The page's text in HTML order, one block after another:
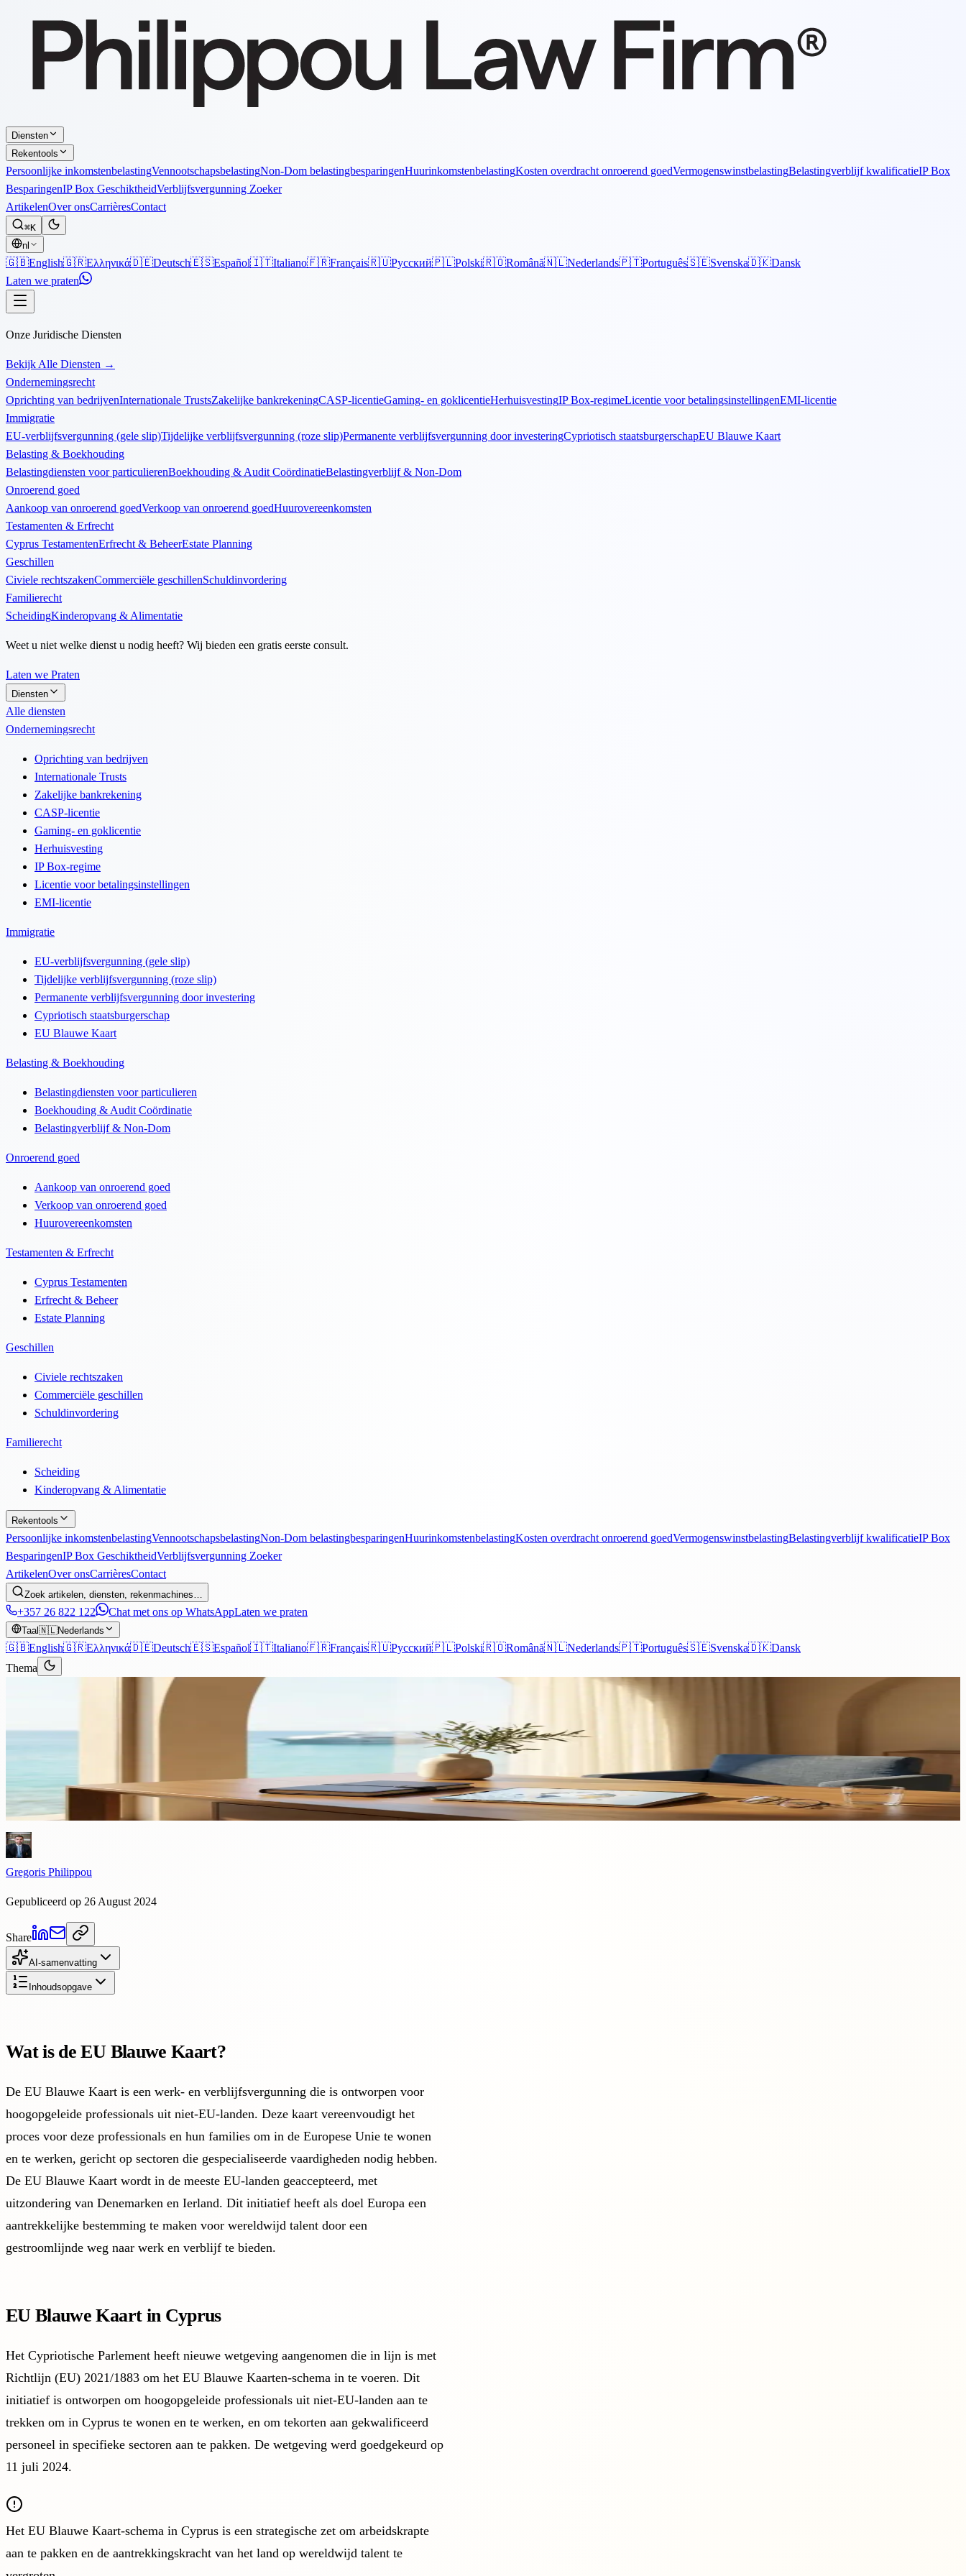
Diensten
Rekentools
Persoonlijke inkomstenbelastingVennootschapsbelastingNon-Dom belastingbesparingenHuurinkomstenbelastingKosten overdracht onroerend goedVermogenswinstbelastingBelastingverblijf kwalificatieIP Box
BesparingenIP Box GeschiktheidVerblijfsvergunning Zoeker
ArtikelenOver onsCarrièresContact
⌘K
nl
🇬🇧English🇬🇷Ελληνικά🇩🇪Deutsch🇪🇸Español🇮🇹Italiano🇫🇷Français🇷🇺Русский🇵🇱Polski🇷🇴Română🇳🇱Nederlands🇵🇹Português🇸🇪Svenska🇩🇰Dansk
Laten we praten
Onze Juridische Diensten
Bekijk Alle Diensten →
Ondernemingsrecht
Oprichting van bedrijvenInternationale TrustsZakelijke bankrekeningCASP-licentieGaming- en goklicentieHerhuisvestingIP Box-regimeLicentie voor betalingsinstellingenEMI-licentie
Immigratie
EU-verblijfsvergunning (gele slip)Tijdelijke verblijfsvergunning (roze slip)Permanente verblijfsvergunning door investeringCypriotisch staatsburgerschapEU Blauwe Kaart
Belasting & Boekhouding
Belastingdiensten voor particulierenBoekhouding & Audit CoördinatieBelastingverblijf & Non-Dom
Onroerend goed
Aankoop van onroerend goedVerkoop van onroerend goedHuurovereenkomsten
Testamenten & Erfrecht
Cyprus TestamentenErfrecht & BeheerEstate Planning
Geschillen
Civiele rechtszakenCommerciële geschillenSchuldinvordering
Familierecht
ScheidingKinderopvang & Alimentatie
Weet u niet welke dienst u nodig heeft? Wij bieden een gratis eerste consult.
Laten we Praten
Diensten
Alle diensten
Ondernemingsrecht
Oprichting van bedrijven
Internationale Trusts
Zakelijke bankrekening
CASP-licentie
Gaming- en goklicentie
Herhuisvesting
IP Box-regime
Licentie voor betalingsinstellingen
EMI-licentie
Immigratie
EU-verblijfsvergunning (gele slip)
Tijdelijke verblijfsvergunning (roze slip)
Permanente verblijfsvergunning door investering
Cypriotisch staatsburgerschap
EU Blauwe Kaart
Belasting & Boekhouding
Belastingdiensten voor particulieren
Boekhouding & Audit Coördinatie
Belastingverblijf & Non-Dom
Onroerend goed
Aankoop van onroerend goed
Verkoop van onroerend goed
Huurovereenkomsten
Testamenten & Erfrecht
Cyprus Testamenten
Erfrecht & Beheer
Estate Planning
Geschillen
Civiele rechtszaken
Commerciële geschillen
Schuldinvordering
Familierecht
Scheiding
Kinderopvang & Alimentatie
Rekentools
Persoonlijke inkomstenbelastingVennootschapsbelastingNon-Dom belastingbesparingenHuurinkomstenbelastingKosten overdracht onroerend goedVermogenswinstbelastingBelastingverblijf kwalificatieIP Box
BesparingenIP Box GeschiktheidVerblijfsvergunning Zoeker
ArtikelenOver onsCarrièresContact
Zoek artikelen, diensten, rekenmachines…
+357 26 822 122 Chat met ons op WhatsAppLaten we praten
Taal🇳🇱Nederlands
🇬🇧English🇬🇷Ελληνικά🇩🇪Deutsch🇪🇸Español🇮🇹Italiano🇫🇷Français🇷🇺Русский🇵🇱Polski🇷🇴Română🇳🇱Nederlands🇵🇹Português🇸🇪Svenska🇩🇰Dansk
Thema
Cyprus EU Blue Card-regeling: Kansen voor Hoogopgeleide Professionals
Wat is de EU Blue Card? De EU Blue Card is een werk- en verblijfsvergunning ontworpen voor hoogopgeleide professionals uit niet-EU-landen. Deze kaart vereenvoudigt het proces voor deze professionals
Gregoris Philippou
Gepubliceerd op 26 August 2024
Share
AI-samenvatting
Inhoudsopgave
Wat is de EU Blauwe Kaart?
De EU Blauwe Kaart is een werk- en verblijfsvergunning die is ontworpen voor
hoogopgeleide professionals uit niet-EU-landen. Deze kaart vereenvoudigt het
proces voor deze professionals en hun families om in de Europese Unie te wonen
en te werken, gericht op sectoren die gespecialiseerde vaardigheden nodig hebben.
De EU Blauwe Kaart wordt in de meeste EU-landen geaccepteerd, met
uitzondering van Denemarken en Ierland. Dit initiatief heeft als doel Europa een
aantrekkelijke bestemming te maken voor wereldwijd talent door een
gestroomlijnde weg naar werk en verblijf te bieden.
EU Blauwe Kaart in Cyprus
Het Cypriotische Parlement heeft nieuwe wetgeving aangenomen die in lijn is met
Richtlijn (EU) 2021/1883 om het EU Blauwe Kaarten-schema in te voeren. Dit
initiatief is ontworpen om hoogopgeleide professionals uit niet-EU-landen aan te
trekken om in Cyprus te wonen en te werken, en om tekorten aan gekwalificeerd
personeel in specifieke sectoren aan te pakken. De wetgeving werd goedgekeurd op
11 juli 2024.
Het EU Blauwe Kaart-schema in Cyprus is een strategische zet om arbeidskrapte
aan te pakken en de aantrekkingskracht van het land op wereldwijd talent te